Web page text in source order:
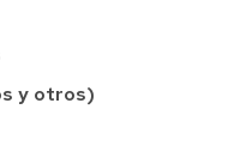
y otros)